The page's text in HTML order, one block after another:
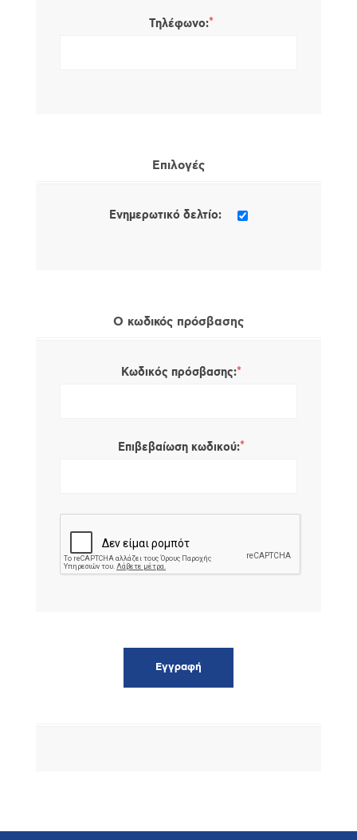
Τηλέφωνο:*
Επιλογές
Ενημερωτικό δελτίο:
Ο κωδικός πρόσβασης
Κωδικός πρόσβασης:*
Επιβεβαίωση κωδικού:*